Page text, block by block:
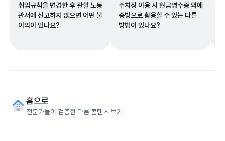
취업규칙을 변경한 후 관할 노동
관서에 신고하지 않으면 어떤 불
이익이 있나요?
주차장 이용 시 현금영수증 외에
증빙으로 활용할 수 있는 다른
방법이 있나요?
홈으로
전문가들이 검증한 다른 콘텐츠 보기